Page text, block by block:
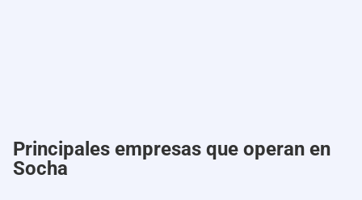
Principales empresas que operan en
Socha